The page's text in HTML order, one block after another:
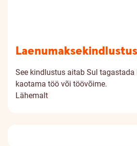
Laenumakse­kindlustus
See kindlustus aitab Sul tagastada
kaotama töö või töövõime.
Lähemalt